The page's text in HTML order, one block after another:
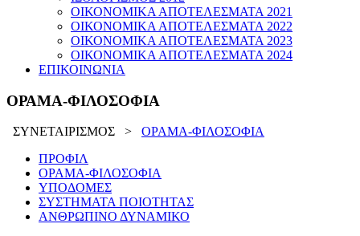
ΟΙΚΟΝΟΜΙΚΑ ΑΠΟΤΕΛΕΣΜΑΤΑ 2021
ΟΙΚΟΝΟΜΙΚΑ ΑΠΟΤΕΛΕΣΜΑΤΑ 2022
ΟΙΚΟΝΟΜΙΚΑ ΑΠΟΤΕΛΕΣΜΑΤΑ 2023
ΟΙΚΟΝΟΜΙΚΑ ΑΠΟΤΕΛΕΣΜΑΤΑ 2024
ΕΠΙΚΟΙΝΩΝΙΑ
ΟΡΑΜΑ-ΦΙΛΟΣΟΦΙΑ
ΣΥΝΕΤΑΙΡΙΣΜΟΣ > ΟΡΑΜΑ-ΦΙΛΟΣΟΦΙΑ
ΠΡΟΦΙΛ
ΟΡΑΜΑ-ΦΙΛΟΣΟΦΙΑ
ΥΠΟΔΟΜΕΣ
ΣΥΣΤΗΜΑΤΑ ΠΟΙΟΤΗΤΑΣ
ΑΝΘΡΩΠΙΝΟ ΔΥΝΑΜΙΚΟ